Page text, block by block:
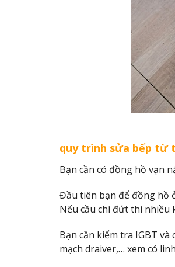
quy trình sửa bếp từ
Bạn cần có đồng hồ vạn
Đầu tiên bạn để đồng hồ
Nếu cầu chì đứt thì nhiều
Bạn cần kiểm tra IGBT
mạch draiver,… xem có